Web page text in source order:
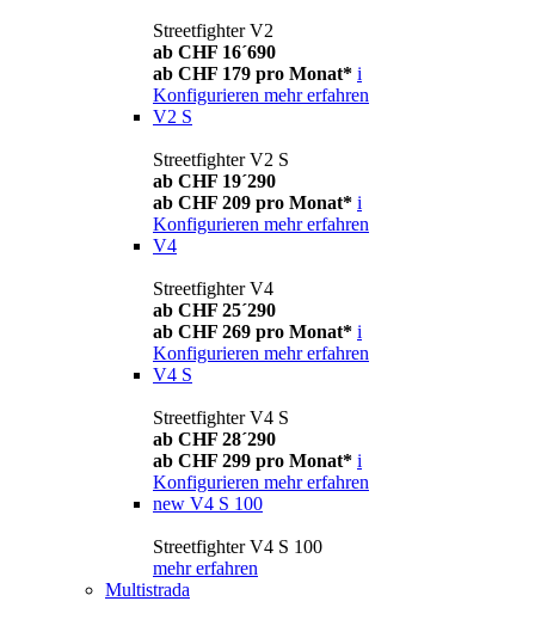
Streetfighter V2
ab CHF 16´690
ab CHF 179 pro Monat* i
Konfigurieren mehr erfahren
V2 S
Streetfighter V2 S
ab CHF 19´290
ab CHF 209 pro Monat* i
Konfigurieren mehr erfahren
V4
Streetfighter V4
ab CHF 25´290
ab CHF 269 pro Monat* i
Konfigurieren mehr erfahren
V4 S
Streetfighter V4 S
ab CHF 28´290
ab CHF 299 pro Monat* i
Konfigurieren mehr erfahren
new V4 S 100
Streetfighter V4 S 100
mehr erfahren
Multistrada